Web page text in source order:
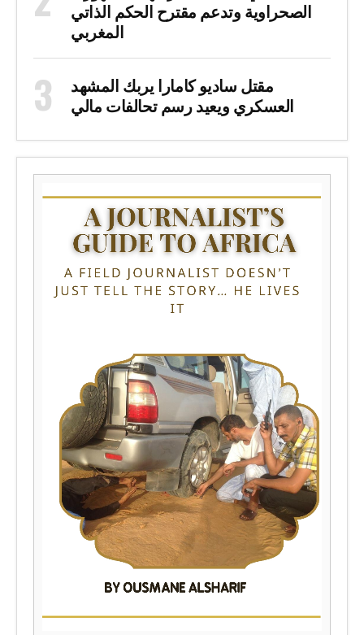
الصحراوية وتدعم مقترح الحكم الذاتي
المغربي
مقتل ساديو كامارا يربك المشهد
العسكري ويعيد رسم تحالفات مالي